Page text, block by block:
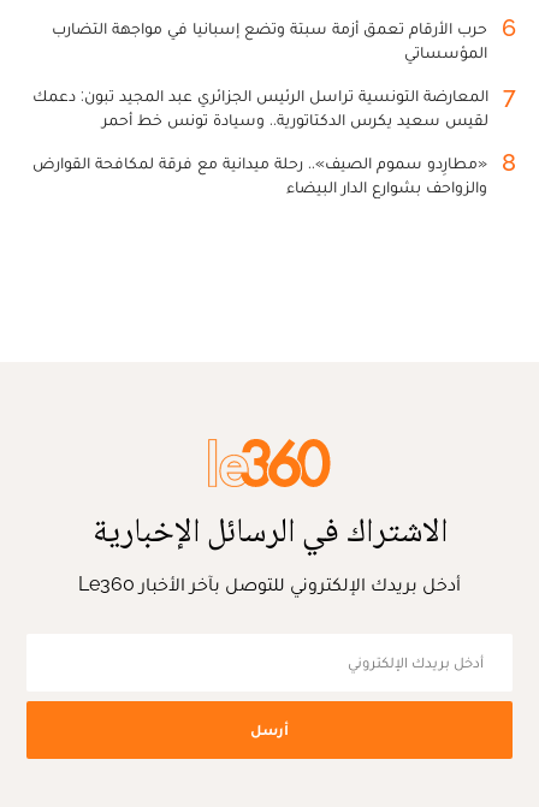
6
حرب الأرقام تعمق أزمة سبتة وتضع إسبانيا في مواجهة التضارب
المؤسساتي
7
المعارضة التونسية تراسل الرئيس الجزائري عبد المجيد تبون: دعمك
لقيس سعيد يكرس الدكتاتورية.. وسيادة تونس خط أحمر
8
«مطارِدو سموم الصيف».. رحلة ميدانية مع فرقة لمكافحة القوارض
والزواحف بشوارع الدار البيضاء
الاشتراك في الرسائل الإخبارية
أدخل بريدك الإلكتروني للتوصل بآخر الأخبار Le360
أرسل